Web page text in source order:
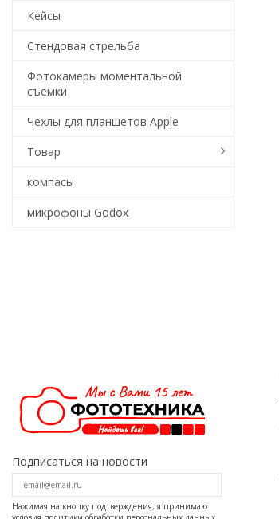
Кейсы
Стендовая стрельба
Фотокамеры моментальной
съемки
Чехлы для планшетов Apple
Товар
компасы
микрофоны Godox
Подписаться на новости
Нажимая на кнопку подтверждения, я принимаю